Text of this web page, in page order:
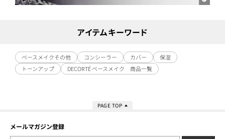
アイテムキーワード
ベースメイクその他 コンシーラー カバー
保湿
トーンアップ
DECORTÉ ベースメイク 商品一覧
PAGE TOP
メールマガジン登録